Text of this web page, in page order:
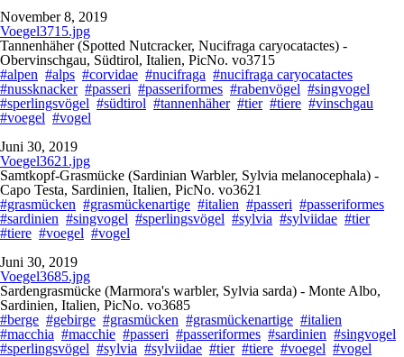
November 8, 2019
Voegel3715.jpg
Tannenhäher (Spotted Nutcracker, Nucifraga caryocatactes) -
Obervinschgau, Südtirol, Italien, PicNo. vo3715
#alpen #alps #corvidae #nucifraga #nucifraga caryocatactes
#nussknacker #passeri #passeriformes #rabenvögel #singvogel
#sperlingsvögel #südtirol #tannenhäher #tier #tiere #vinschgau
#voegel #vogel
Juni 30, 2019
Voegel3621.jpg
Samtkopf-Grasmücke (Sardinian Warbler, Sylvia melanocephala) -
Capo Testa, Sardinien, Italien, PicNo. vo3621
#grasmücken #grasmückenartige #italien #passeri #passeriformes
#sardinien #singvogel #sperlingsvögel #sylvia #sylviidae #tier
#tiere #voegel #vogel
Juni 30, 2019
Voegel3685.jpg
Sardengrasmücke (Marmora's warbler, Sylvia sarda) - Monte Albo,
Sardinien, Italien, PicNo. vo3685
#berge #gebirge #grasmücken #grasmückenartige #italien
#macchia #macchie #passeri #passeriformes #sardinien #singvogel
#sperlingsvögel #sylvia #sylviidae #tier #tiere #voegel #vogel